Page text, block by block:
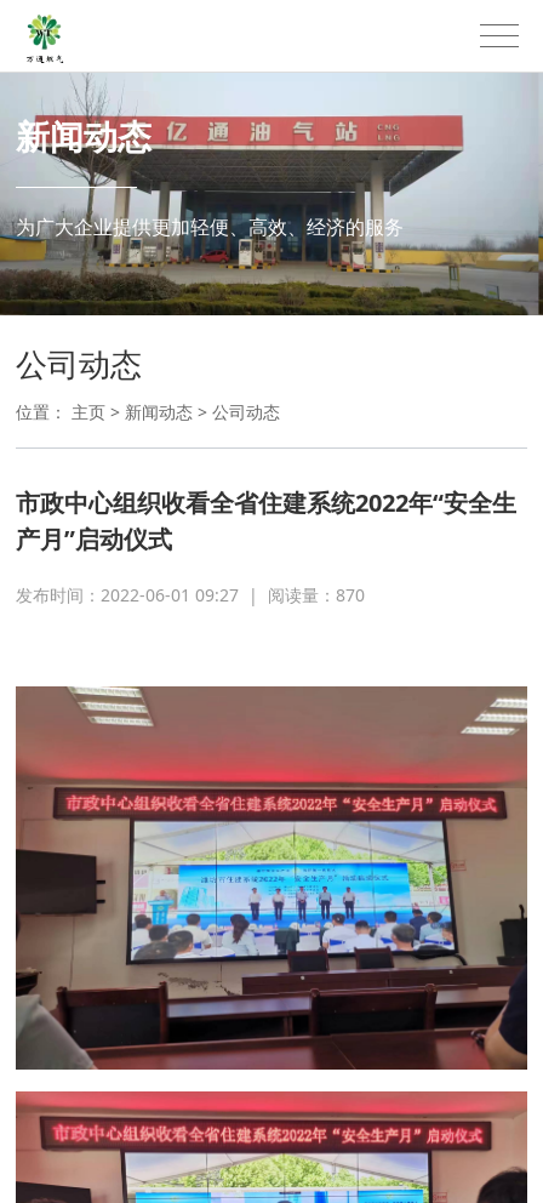
新闻动态
为广大企业提供更加轻便、高效、经济的服务
公司动态
位置： 主页 > 新闻动态 >公司动态
市政中心组织收看全省住建系统2022年“安全生
产月”启动仪式
发布时间：2022-06-01 09:27 | 阅读量：870